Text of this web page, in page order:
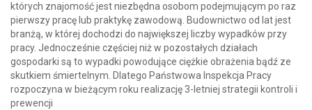
których znajomość jest niezbędna osobom podejmującym po raz
pierwszy pracę lub praktykę zawodową. Budownictwo od lat jest
branżą, w której dochodzi do największej liczby wypadków przy
pracy. Jednocześnie częściej niż w pozostałych działach
gospodarki są to wypadki powodujące ciężkie obrażenia bądź ze
skutkiem śmiertelnym. Dlatego Państwowa Inspekcja Pracy
rozpoczyna w bieżącym roku realizację 3-letniej strategii kontroli i
prewencji